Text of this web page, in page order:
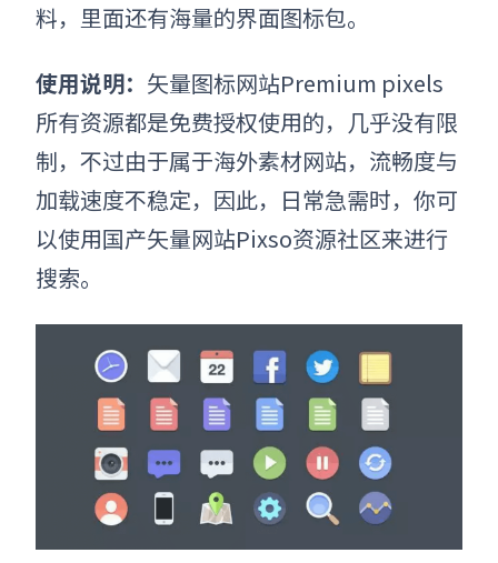
料，里面还有海量的界面图标包。
使用说明： 矢量图标网站Premium pixels
所有资源都是免费授权使用的，几乎没有限
制，不过由于属于海外素材网站，流畅度与
加载速度不稳定，因此，日常急需时，你可
以使用国产矢量网站Pixso资源社区来进行
搜索。